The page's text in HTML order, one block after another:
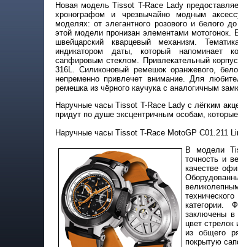
Новая модель Tissot T-Race Lady
хронографом и чрезвычайно модным
моделях: от элегантного розового и белого
этой модели пронизан элементами мотогонок.
швейцарский кварцевый механизм.
индикатором даты, который напоминает
сапфировым стеклом. Привлекательный
316L. Силиконовый ремешок оранжевого,
непременно привлечет внимание. Для
ремешка из чёрного каучука с аналогичным
Наручные часы Tissot T-Race Lady с лёгким
придут по душе эксцентричным особам,
Наручные часы Tissot T-Race MotoGP C01.211
В модели
точность и
качестве
категории.
заключены в
цвет
из общего
покрытую